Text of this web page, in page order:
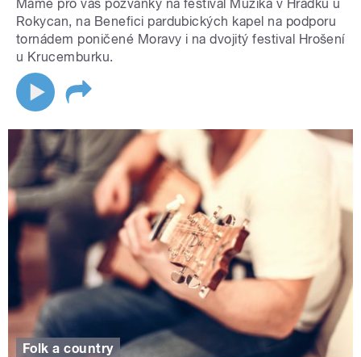
Máme pro vás pozvánky na festival Muzika v Hrádku u
Rokycan, na Benefici pardubických kapel na podporu
tornádem poničené Moravy i na dvojitý festival Hrošení
u Krucemburku.
Folk a country